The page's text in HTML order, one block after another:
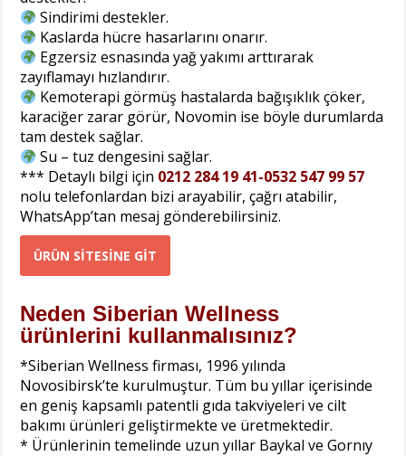
Sindirimi destekler.
Kaslarda hücre hasarlarını onarır.
Egzersiz esnasında yağ yakımı arttırarak
zayıflamayı hızlandırır.
Kemoterapi görmüş hastalarda bağışıklık çöker,
karaciğer zarar görür, Novomin ise böyle durumlarda
tam destek sağlar.
Su – tuz dengesini sağlar.
*** Detaylı bilgi için 0212 284 19 41-0532 547 99 57
nolu telefonlardan bizi arayabilir, çağrı atabilir,
WhatsApp’tan mesaj gönderebilirsiniz.
ÜRÜN SİTESİNE GİT
Neden Siberian Wellness
ürünlerini kullanmalısınız?
*Siberian Wellness firması, 1996 yılında
Novosibirsk’te kurulmuştur. Tüm bu yıllar içerisinde
en geniş kapsamlı patentli gıda takviyeleri ve cilt
bakımı ürünleri geliştirmekte ve üretmektedir.
* Ürünlerinin temelinde uzun yıllar Baykal ve Gornıy